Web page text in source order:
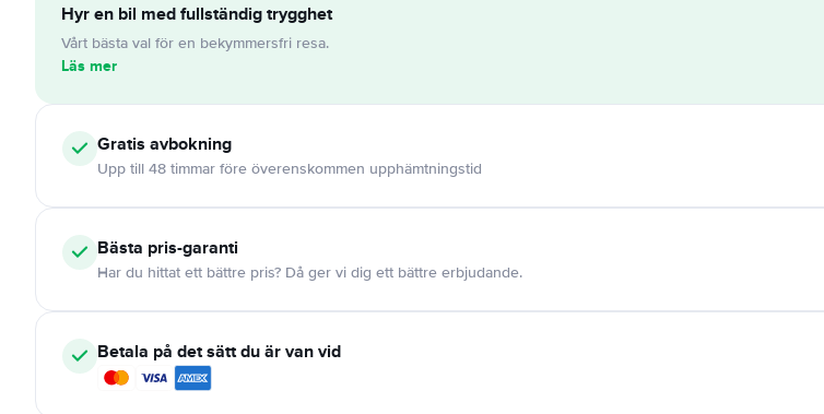
Hyr en bil med fullständig trygghet
Vårt bästa val för en bekymmersfri resa.
Läs mer
Gratis avbokning
Upp till 48 timmar före överenskommen upphämtningstid
Bästa pris-garanti
Har du hittat ett bättre pris? Då ger vi dig ett bättre erbjudande.
Betala på det sätt du är van vid